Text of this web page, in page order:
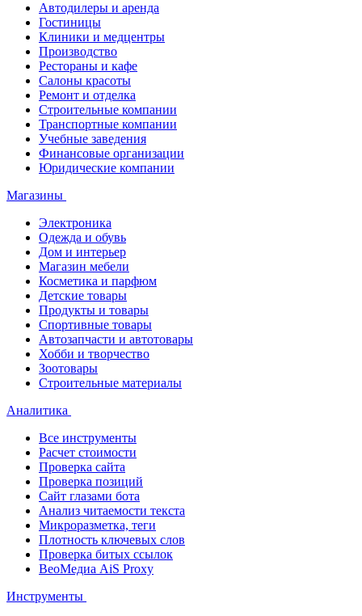
Автодилеры и аренда
Гостиницы
Клиники и медцентры
Производство
Рестораны и кафе
Салоны красоты
Ремонт и отделка
Строительные компании
Транспортные компании
Учебные заведения
Финансовые организации
Юридические компании
Магазины
Электроника
Одежда и обувь
Дом и интерьер
Магазин мебели
Косметика и парфюм
Детские товары
Продукты и товары
Спортивные товары
Автозапчасти и автотовары
Хобби и творчество
Зоотовары
Строительные материалы
Аналитика
Все инструменты
Расчет стоимости
Проверка сайта
Проверка позиций
Сайт глазами бота
Анализ читаемости текста
Микроразметка, теги
Плотность ключевых слов
Проверка битых ссылок
ВеоМедиа AiS Proxy
Инструменты